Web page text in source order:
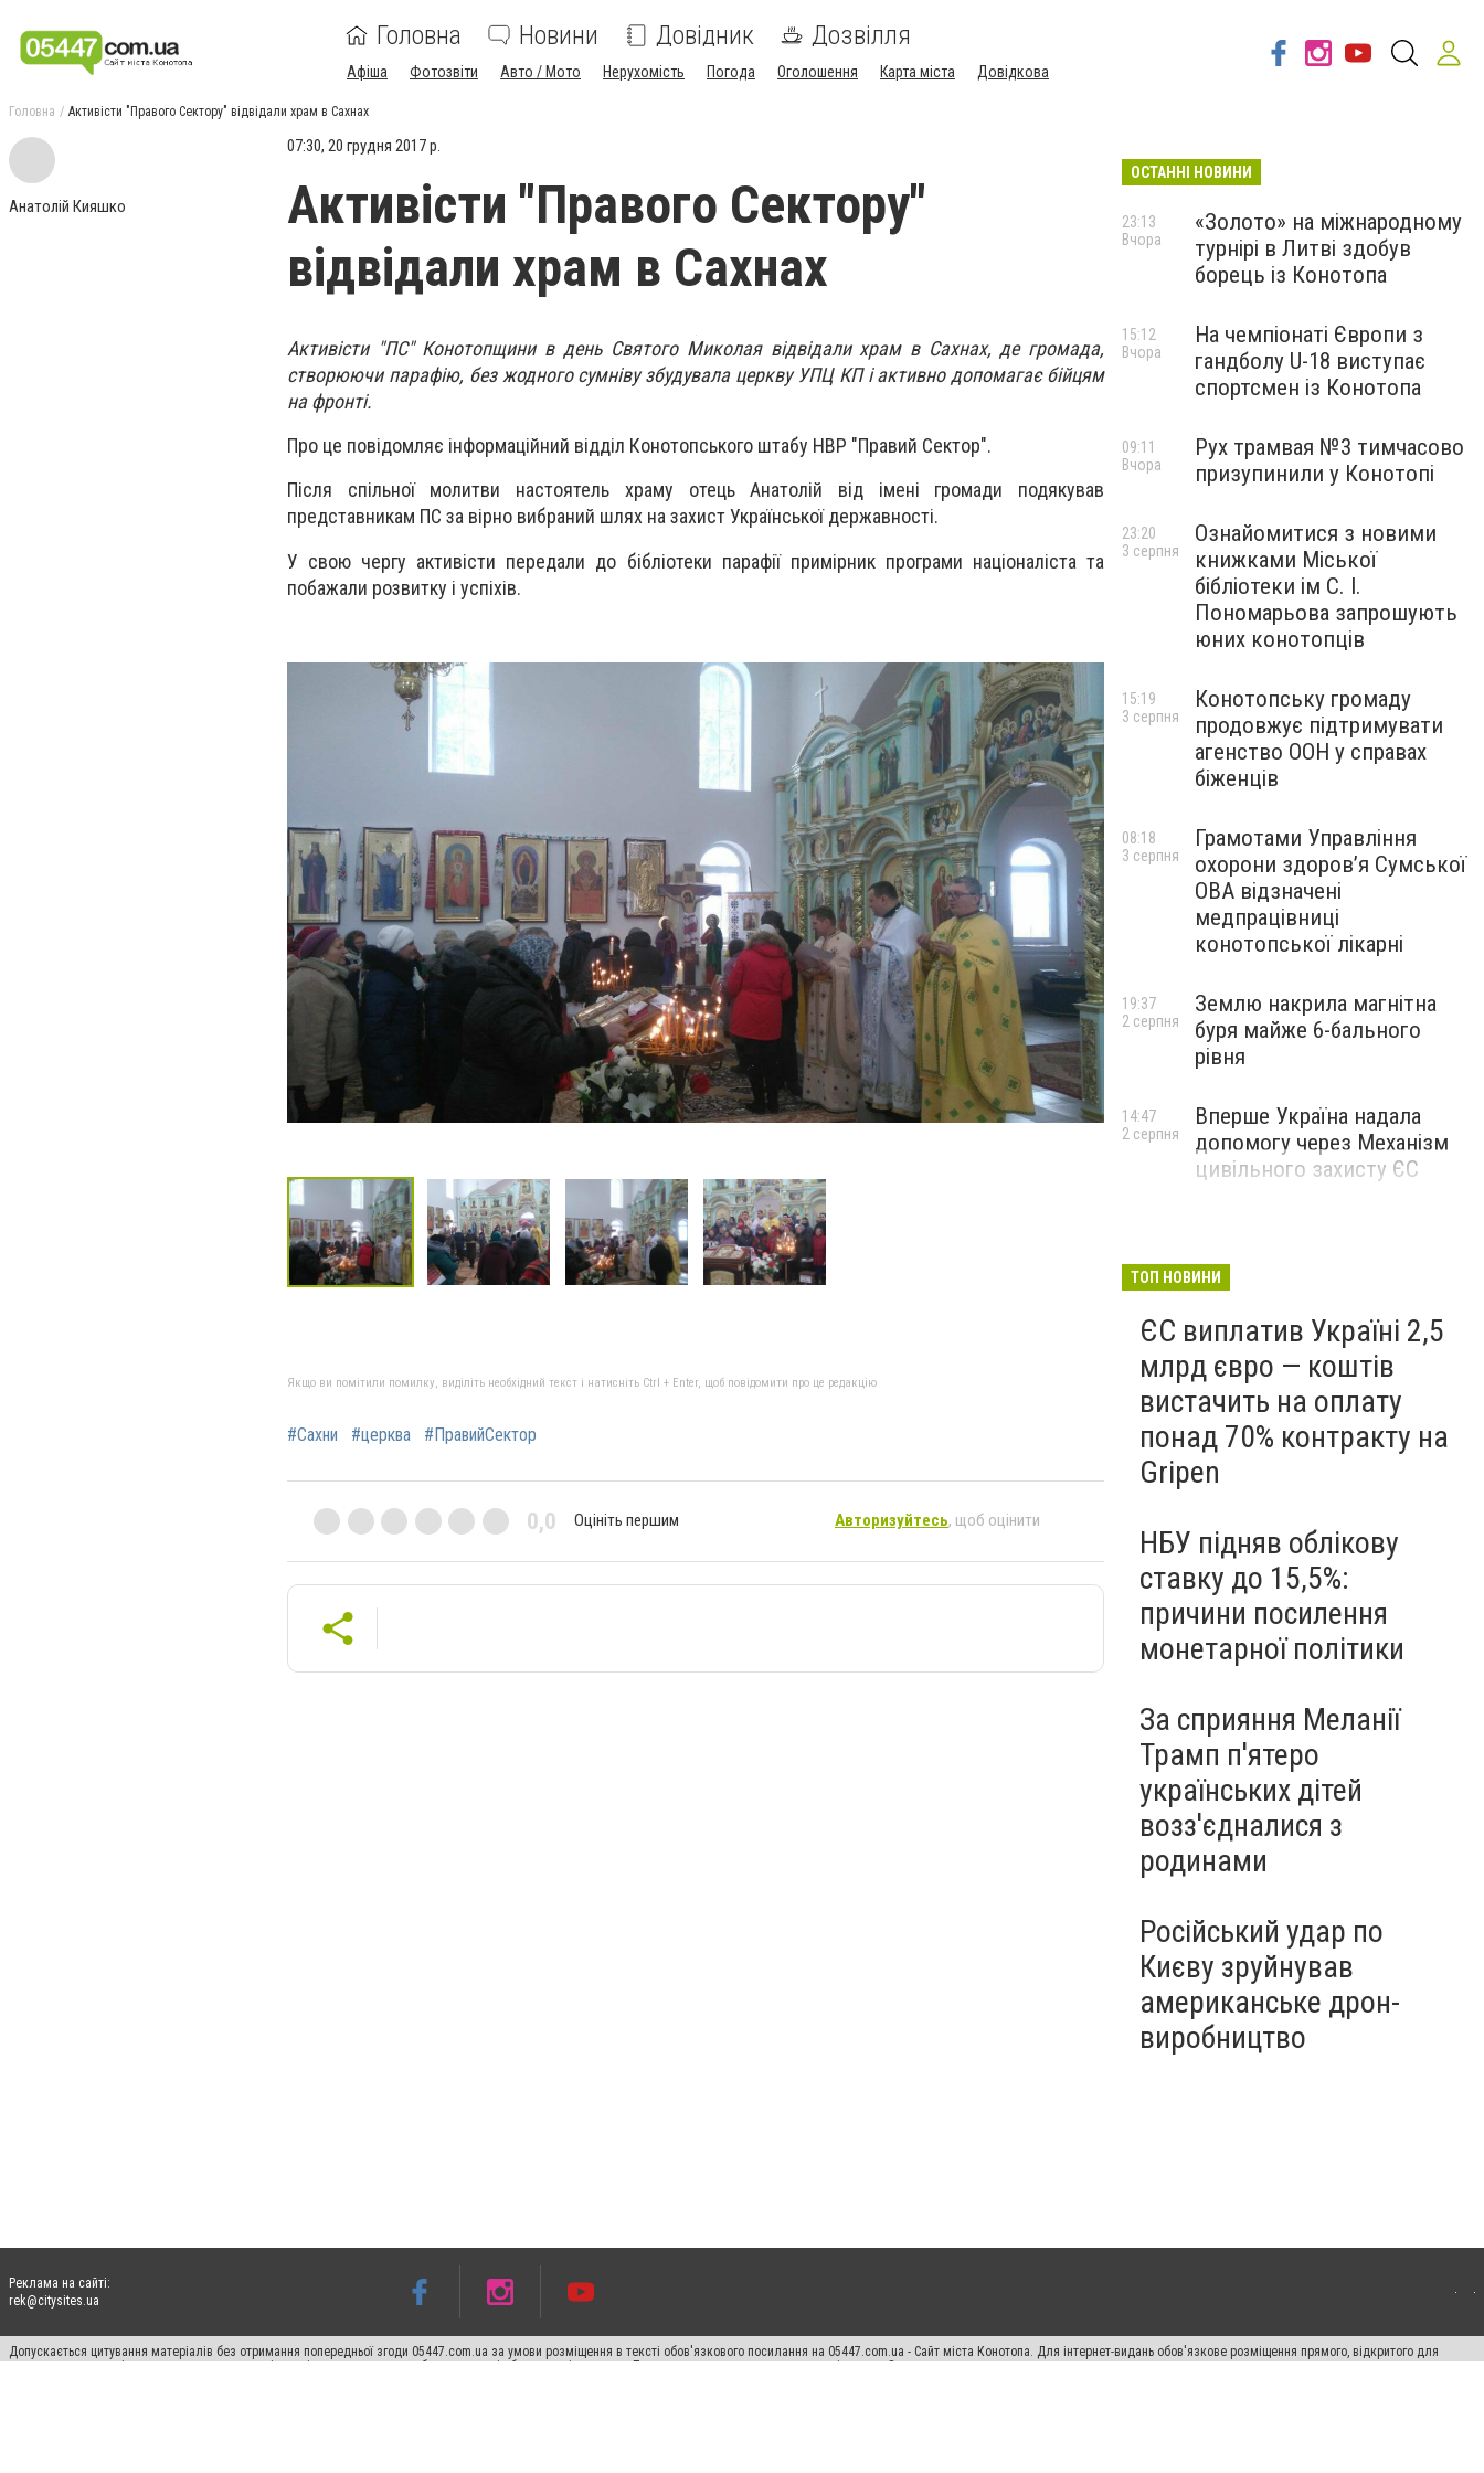
Головна Новини Довідник Дозвілля
Афіша Фотозвіти Авто / Мото Нерухомість Погода Оголошення Карта міста Довідкова
Головна Активісти "Правого Сектору" відвідали храм в Сахнах
Анатолій Кияшко
07:30, 20 грудня 2017 р.
Активісти "Правого Сектору"
відвідали храм в Сахнах
Активісти "ПС" Конотопщини в день Святого Миколая відвідали храм в Сахнах, де громада,
створюючи парафію, без жодного сумніву збудувала церкву УПЦ КП і активно допомагає бійцям
на фронті.
Про це повідомляє інформаційний відділ Конотопського штабу НВР "Правий Сектор".
Після спільної молитви настоятель храму отець Анатолій від імені громади подякував
представникам ПС за вірно вибраний шлях на захист Української державності.
У свою чергу активісти передали до бібліотеки парафії примірник програми націоналіста та
побажали розвитку і успіхів.
Якщо ви помітили помилку, виділіть необхідний текст і натисніть Ctrl + Enter, щоб повідомити про це редакцію
#Сахни #церква #ПравийСектор
0,0 Оцініть першим Авторизуйтесь, щоб оцінити
ОСТАННІ НОВИНИ
«Золото» на міжнародному
турнірі в Литві здобув
борець із Конотопа
23:13
Вчора
На чемпіонаті Європи з
гандболу U-18 виступає
спортсмен із Конотопа
15:12
Вчора
Рух трамвая №3 тимчасово
призупинили у Конотопі
09:11
Вчора
Ознайомитися з новими
книжками Міської
бібліотеки ім С. І.
Пономарьова запрошують
юних конотопців
23:20
3 серпня
Конотопську громаду
продовжує підтримувати
агенство ООН у справах
біженців
15:19
3 серпня
Грамотами Управління
охорони здоров’я Сумської
ОВА відзначені
медпрацівниці
конотопської лікарні
08:18
3 серпня
Землю накрила магнітна
буря майже 6-бального
рівня
19:37
2 серпня
Вперше Україна надала
допомогу через Механізм
цивільного захисту ЄС
14:47
2 серпня
ТОП НОВИНИ
ЄС виплатив Україні 2,5
млрд євро — коштів
вистачить на оплату
понад 70% контракту на
Gripen
НБУ підняв облікову
ставку до 15,5%:
причини посилення
монетарної політики
За сприяння Меланії
Трамп п'ятеро
українських дітей
возз'єдналися з
родинами
Російський удар по
Києву зруйнував
американське дрон-
виробництво
Реклама на сайті:
rek@citysites.ua
Допускається цитування матеріалів без отримання попередньої згоди 05447.com.ua за умови розміщення в тексті обов'язкового посилання на 05447.com.ua - Сайт міста Конотопа. Для інтернет-видань обов'язкове розміщення прямого, відкритого для
пошукових систем гіперпосилання на цитовані статті не нижче другого абзацу в тексті або в якості джерела. Порушення виняткових прав переслідується Законом.